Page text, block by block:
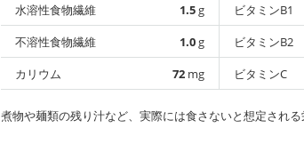
水溶性食物繊維
1.5g
不溶性食物繊維
1.0g
カリウム
72 mg
ビタミンB1
ビタミンB2
ビタミンC
煮物や麺類の残り汁など、実際には食さないと想定され